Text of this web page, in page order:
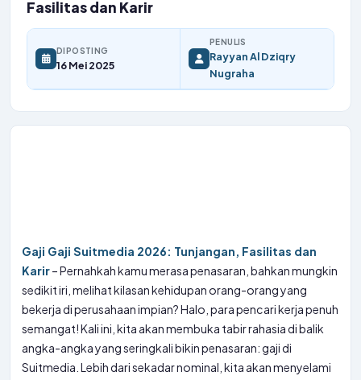
Fasilitas dan Karir
DIPOSTING
16 Mei 2025
PENULIS
Rayyan Al Dziqry
Nugraha
Gaji Gaji Suitmedia 2026: Tunjangan, Fasilitas dan
Karir– Pernahkah kamu merasa penasaran, bahkan mungkin
sedikit iri, melihat kilasan kehidupan orang-orang yang
bekerja di perusahaan impian? Halo, para pencari kerja penuh
semangat! Kali ini, kita akan membuka tabir rahasia di balik
angka-angka yang seringkali bikin penasaran: gaji di
Suitmedia. Lebih dari sekadar nominal, kita akan menyelami